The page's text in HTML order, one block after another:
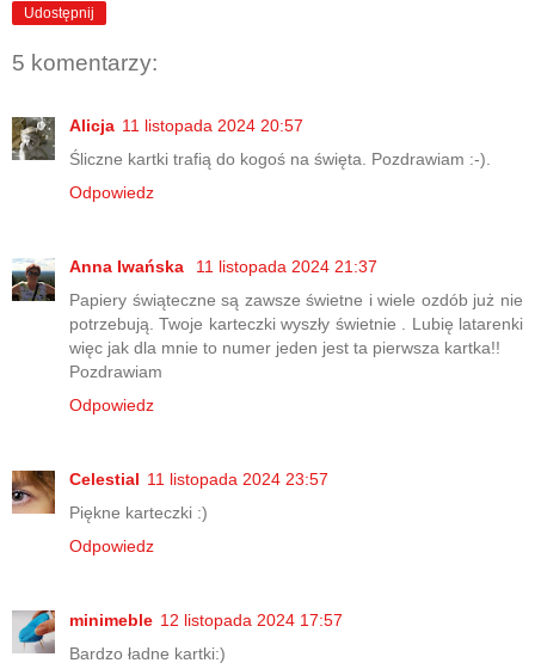
Udostępnij
5 komentarzy:
Alicja 11 listopada 2024 20:57
Śliczne kartki trafią do kogoś na święta. Pozdrawiam :-).
Odpowiedz
Anna Iwańska
11 listopada 2024 21:37
Papiery świąteczne są zawsze świetne i wiele ozdób już nie
potrzebują. Twoje karteczki wyszły świetnie . Lubię latarenki
więc jak dla mnie to numer jeden jest ta pierwsza kartka!!
Pozdrawiam
Odpowiedz
Celestial 11 listopada 2024 23:57
Piękne karteczki :)
Odpowiedz
minimeble 12 listopada 2024 17:57
Bardzo ładne kartki:)